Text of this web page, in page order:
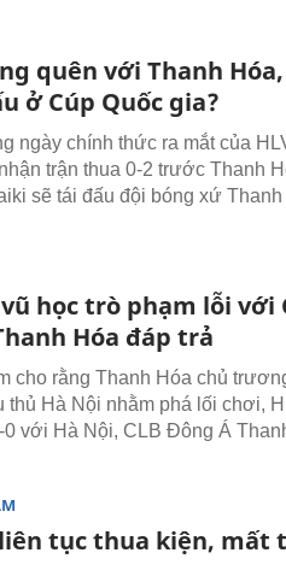
quên với Thanh
ở Cúp Quốc gia?
ngày chính thức ra mắt của
trận thua 0-2 trước Thanh
sẽ tái đấu đội bóng xứ
học trò phạm lỗi với
Hóa đáp trả
cho rằng Thanh Hóa chủ
thủ Hà Nội nhằm phá lối chơi,
0 với Hà Nội, CLB Đông Á
tục thua kiện, mất